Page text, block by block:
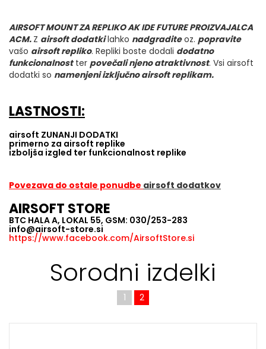
AIRSOFT MOUNT ZA REPLIKO AK IDE FUTURE PROIZVAJALCA
ACM. Z airsoft dodatkilahko nadgraditeoz. popravite
vašo airsoft repliko. Repliki boste dodali dodatno
funkcionalnostter povečali njeno atraktivnost. Vsi airsoft
dodatki so namenjeni izključno airsoft replikam.
LASTNOSTI:
airsoft ZUNANJI DODATKI
primerno za airsoft replike
izboljša izgled ter funkcionalnost replike
Povezava do ostale ponudbe airsoft dodatkov
AIRSOFT STORE
BTC HALA A, LOKAL 55, GSM: 030/253-283
info@airsoft-store.si
https://www.facebook.com/AirsoftStore.si
Sorodni izdelki
1 2